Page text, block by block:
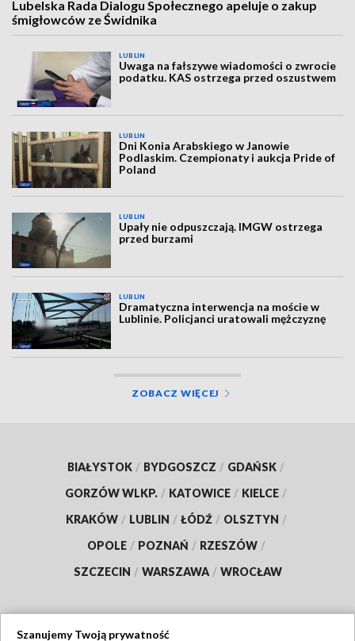
Lubelska Rada Dialogu Społecznego apeluje o zakup
śmigłowców ze Świdnika
LUBLIN
Uwaga na fałszywe wiadomości o zwrocie
podatku. KAS ostrzega przed oszustwem
LUBLIN
Dni Konia Arabskiego w Janowie
Podlaskim. Czempionaty i aukcja Pride of
Poland
LUBLIN
Upały nie odpuszczają. IMGW ostrzega
przed burzami
LUBLIN
Dramatyczna interwencja na moście w
Lublinie. Policjanci uratowali mężczyznę
ZOBACZ WIĘCEJ
BIAŁYSTOK / BYDGOSZCZ / GDAŃSK /
GORZÓW WLKP. / KATOWICE / KIELCE /
KRAKÓW / LUBLIN / ŁÓDŹ / OLSZTYN /
OPOLE / POZNAŃ / RZESZÓW /
SZCZECIN / WARSZAWA / WROCŁAW
Szanujemy Twoją prywatność